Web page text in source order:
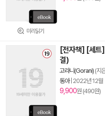
미리읽기
[전자책] [세트]
결)
고라니(Gorani) (지
동아| 2022년 12월
9,900원 (490원)